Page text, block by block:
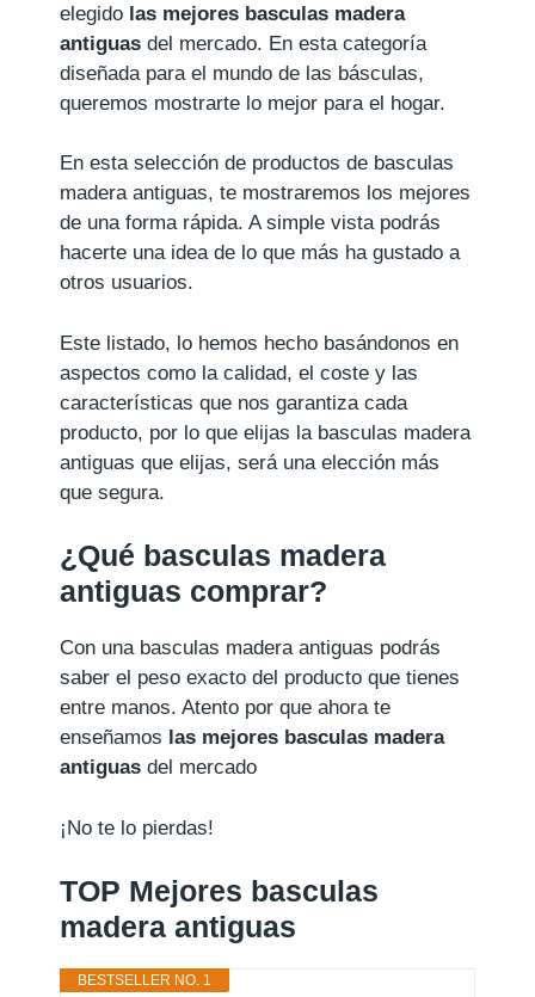
elegido las mejores basculas madera
antiguas del mercado. En esta categoría
diseñada para el mundo de las básculas,
queremos mostrarte lo mejor para el hogar.
En esta selección de productos de basculas
madera antiguas, te mostraremos los mejores
de una forma rápida. A simple vista podrás
hacerte una idea de lo que más ha gustado a
otros usuarios.
Este listado, lo hemos hecho basándonos en
aspectos como la calidad, el coste y las
características que nos garantiza cada
producto, por lo que elijas la basculas madera
antiguas que elijas, será una elección más
que segura.
¿Qué basculas madera
antiguas comprar?
Con una basculas madera antiguas podrás
saber el peso exacto del producto que tienes
entre manos. Atento por que ahora te
enseñamos las mejores basculas madera
antiguas del mercado
¡No te lo pierdas!
TOP Mejores basculas
madera antiguas
BESTSELLER NO. 1